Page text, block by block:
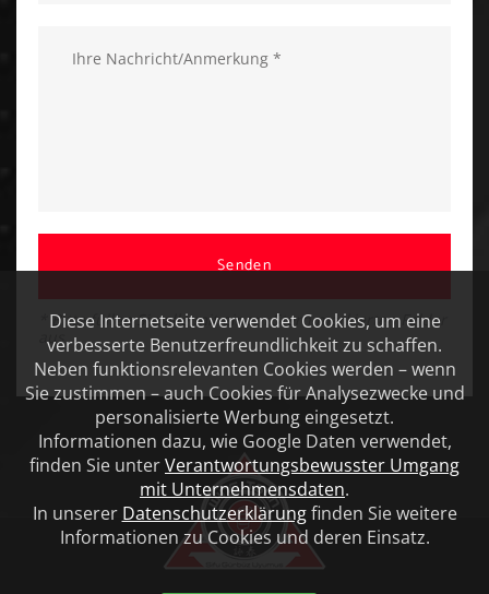
Senden
* Bitte füllen Sie alle mit einem Stern markierten Felder
aus
Diese Internetseite verwendet Cookies, um eine
verbesserte Benutzerfreundlichkeit zu schaffen.
Neben funktionsrelevanten Cookies werden – wenn
Sie zustimmen – auch Cookies für Analysezwecke und
personalisierte Werbung eingesetzt.
Informationen dazu, wie Google Daten verwendet,
finden Sie unterVerantwortungsbewusster Umgang
mit Unternehmensdaten.
In unserer Datenschutzerklärungfinden Sie weitere
Informationen zu Cookies und deren Einsatz.